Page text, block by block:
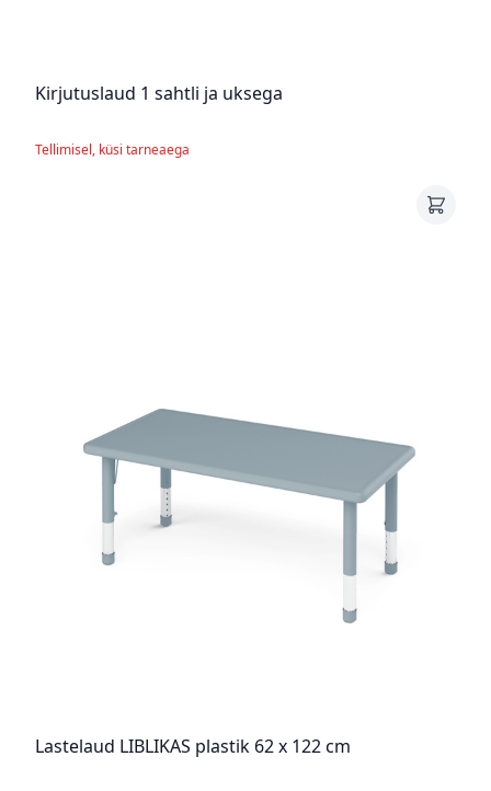
Kirjutuslaud 1 sahtli ja uksega
Tellimisel, küsi tarneaega
Lastelaud LIBLIKAS plastik 62 x 122 cm